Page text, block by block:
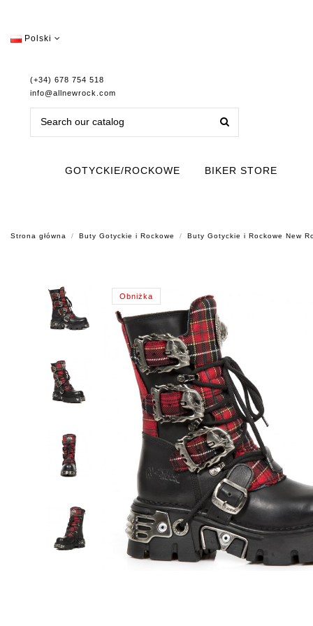
Polski
(+34) 678 754 518
info@allnewrock.com
GOTYCKIE/ROCKOWE BIKER STORE
Strona główna Buty Gotyckie i Rockowe Buty Gotyckie i Rockowe New
Obniżka